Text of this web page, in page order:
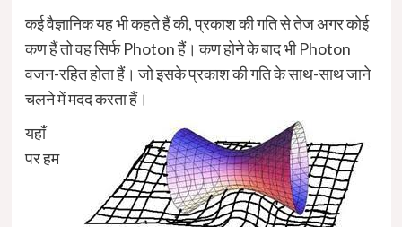
कई वैज्ञानिक यह भी कहते हैं की, प्रकाश की गति से तेज अगर कोई
कण हैं तो वह सिर्फ Photon हैं। कण होने के बाद भी Photon
वजन-रहित होता हैं। जो इसके प्रकाश की गति के साथ-साथ जाने
चलने में मदद करता हैं।
यहाँ
पर हम